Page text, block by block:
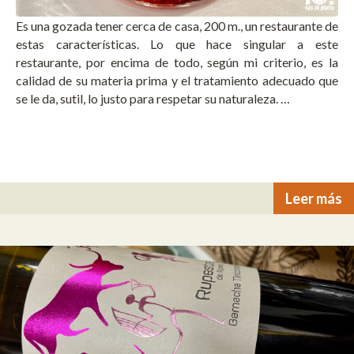
Es una gozada tener cerca de casa, 200 m., un restaurante de
estas características. Lo que hace singular a este
restaurante, por encima de todo, según mi criterio, es la
calidad de su materia prima y el tratamiento adecuado que
se le da, sutil, lo justo para respetar su naturaleza. …
Leer más